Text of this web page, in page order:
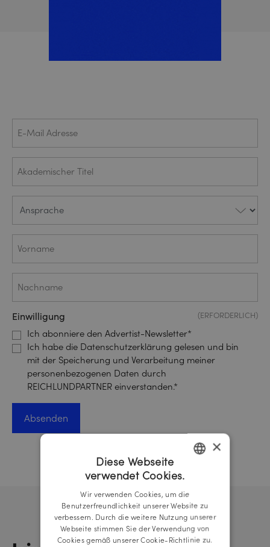
E-Mail
Adresse
(ERFORDERLICH)
Akademischer
Titel
Ansprache(ERFORDERLICH)
Vorname(ERFORDERLICH)
Nachname(ERFORDERLICH)
Einwilligung (ERFORDERLICH)
Ich abonniere den Advertist-Newsletter*
Ich habe die Datenschutzerklärung gelesen und bin
mit der Speicherung und Verarbeitung meiner
personenbezogenen Daten durch
REICHLUNDPARTNER einverstanden.*
GERMAN
×
Diese Webseite
verwendet Cookies.
Wir verwenden Cookies, um die
Benutzerfreundlichkeit unserer Website zu
verbessern. Durch die weitere Nutzung unserer
Webseite stimmen Sie der Verwendung von
Cookies gemäß unserer Cookie-Richtlinie zu.